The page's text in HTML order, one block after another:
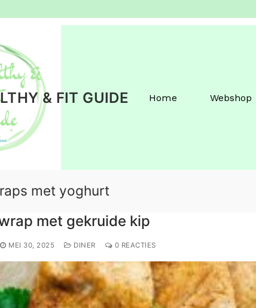
& FIT GUIDE Home Webshop
met yoghurt
met gekruide kip
MEI 30, 2025 DINER 0 REACTIES